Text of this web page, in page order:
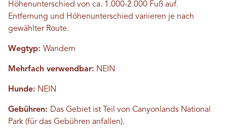
Höhenunterschied von ca. 1.000-2.000 Fuß auf.
Entfernung und Höhenunterschied variieren je nach
gewählter Route.
Wegtyp: Wandern
Mehrfach verwendbar: NEIN
Hunde: NEIN
Gebühren: Das Gebiet ist Teil von Canyonlands National
Park (für das Gebühren anfallen).